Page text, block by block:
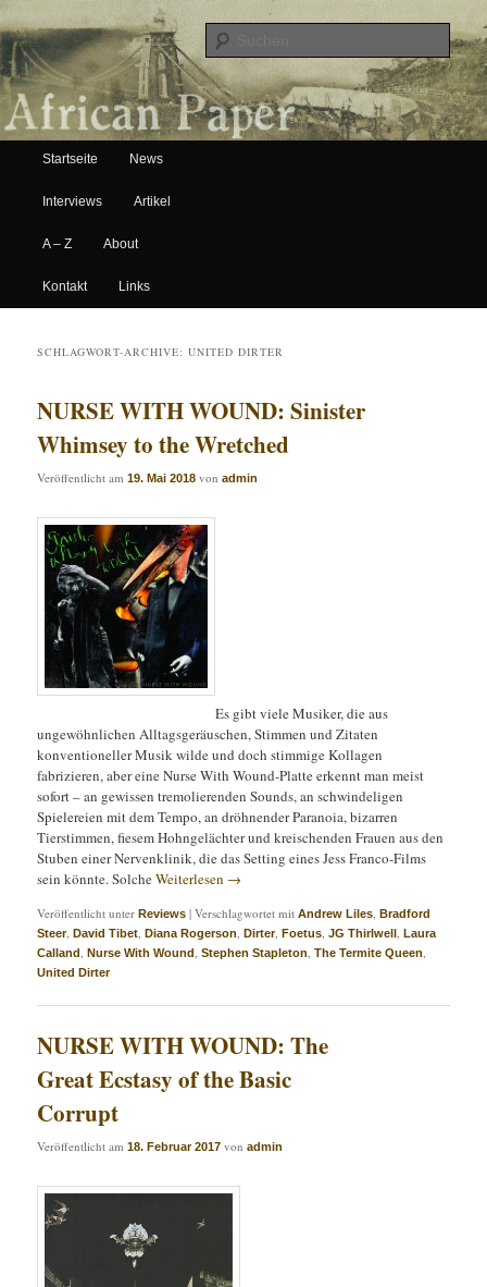
African Paper
Hauptmenü
Zum Inhalt wechseln
Zum sekundären Inhalt wechseln
Startseite News
Interviews Artikel
A – Z About
Kontakt Links
SCHLAGWORT-ARCHIVE:UNITED DIRTER
NURSE WITH WOUND: Sinister
Whimsey to the Wretched
Veröffentlicht am19. Mai 2018 vonadmin
Es gibt viele Musiker, die aus
ungewöhnlichen Alltagsgeräuschen, Stimmen und Zitaten
konventioneller Musik wilde und doch stimmige Kollagen
fabrizieren, aber eine Nurse With Wound-Platte erkennt man meist
sofort – an gewissen tremolierenden Sounds, an schwindeligen
Spielereien mit dem Tempo, an dröhnender Paranoia, bizarren
Tierstimmen, fiesem Hohngelächter und kreischenden Frauen aus den
Stuben einer Nervenklinik, die das Setting eines Jess Franco-Films
sein könnte. SolcheWeiterlesen →
Veröffentlicht unter Reviews |Verschlagwortet mit Andrew Liles ,Bradford
Steer,David Tibet ,Diana Rogerson ,Dirter,Foetus ,JG Thirlwell ,Laura
Calland ,Nurse With Wound ,Stephen Stapleton ,The Termite Queen
United Dirter
NURSE WITH WOUND: The
Great Ecstasy of the Basic
Corrupt
Veröffentlicht am18. Februar 2017 vonadmin